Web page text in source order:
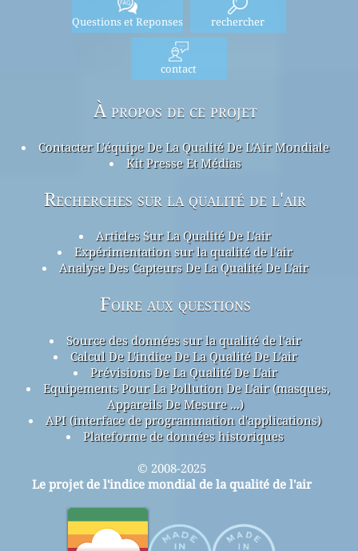
Questions et Reponses rechercher
contact
À propos de ce projet
Contacter L'équipe De La Qualité De L'Air Mondiale
Kit Presse Et Médias
Recherches sur la qualité de l'air
Articles Sur La Qualité De L'air
Expérimentation sur la qualité de l'air
Analyse Des Capteurs De La Qualité De L'air
Foire aux questions
Source des données sur la qualité de l'air
Calcul De L'indice De La Qualité De L'air
Prévisions De La Qualité De L'air
Equipements Pour La Pollution De L'air (masques,
Appareils De Mesure ...)
API (interface de programmation d'applications)
Plateforme de données historiques
© 2008-2025
Le projet de l'indice mondial de la qualité de l'air